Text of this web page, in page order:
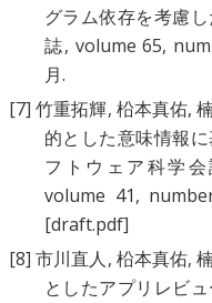
グラム依存を考慮
誌, volume 65,
月.
[7] 竹重拓輝, 柗本真佑,
的とした意味情報
フトウェア科学
volume 41,
[draft.pdf]
[8] 市川直人, 柗本真佑,
としたアプリレビ